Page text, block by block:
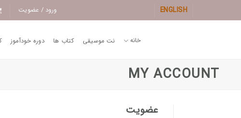
ENGLISH ورود / عضویت
خانه نت موسیقی کتاب ها دوره خودآموز
MY ACCOUNT
عضویت